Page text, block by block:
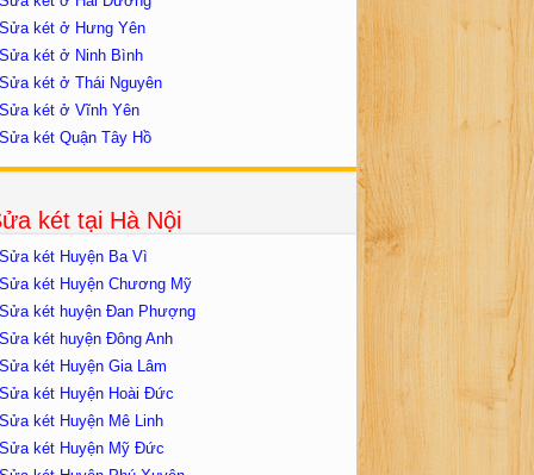
két ở Hưng Yên
két ở Ninh Bình
két ở Thái Nguyên
két ở Vĩnh Yên
két Quận Tây Hồ
két tại Hà Nội
két Huyện Ba Vì
két Huyện Chương Mỹ
két huyện Đan Phượng
két huyện Đông Anh
két Huyện Gia Lâm
két Huyện Hoài Đức
két Huyện Mê Linh
két Huyện Mỹ Đức